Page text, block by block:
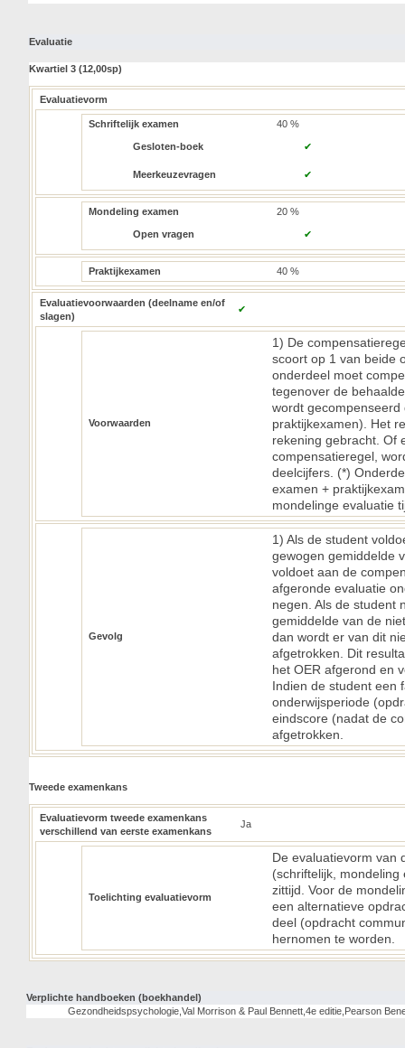
Evaluatie
Kwartiel 3 (12,00sp)
Evaluatievorm
Schriftelijk examen 40 %
Gesloten-boek ✔
Meerkeuzevragen ✔
Mondeling examen 20 %
Open vragen ✔
Praktijkexamen 40 %
Evaluatievoorwaarden (deelname en/of
slagen)
✔
Voorwaarden
1) De
scoort op 1 van beide
onderdeel moet
tegenover de
wordt
praktijkexamen). Het
rekening gebracht. Of
compensatieregel,
deelcijfers. (*)
examen +
mondelinge evaluatie
Gevolg
1) Als de student
gewogen gemiddelde
voldoet aan de
afgeronde evaluatie
negen. Als de student
gemiddelde van de
dan wordt er van dit
afgetrokken. Dit
het OER afgerond en
Indien de student een
onderwijsperiode
eindscore (nadat de
afgetrokken.
Tweede examenkans
Evaluatievorm tweede examenkans
verschillend van eerste examenkans
Ja
Toelichting evaluatievorm
De evaluatievorm van
(schriftelijk,
zittijd. Voor de
een alternatieve
deel (opdracht
hernomen te worden.
Verplichte handboeken (boekhandel)
Gezondheidspsychologie,Val Morrison & Paul Bennett,4e editie,Pearson